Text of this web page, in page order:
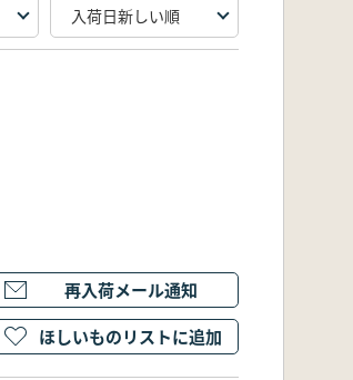
再入荷メール通知
ほしいものリストに追加